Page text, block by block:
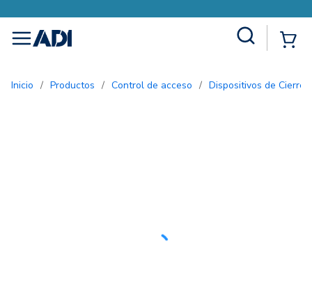
menu
Inicio / Productos / Control de acceso / Dispositivos de Cierre